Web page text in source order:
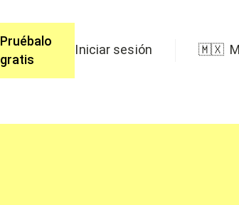
Pruébalo
gratis
Iniciar sesión 🇲🇽